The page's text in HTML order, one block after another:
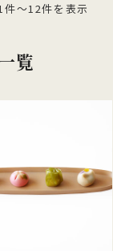
件～12件を表示
覧